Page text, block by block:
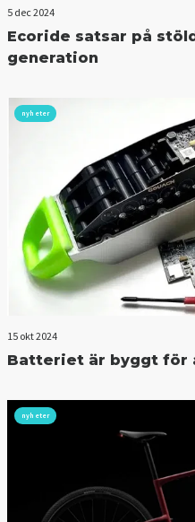
5 dec 2024
Ecoride satsar på
generation
nyheter
15 okt 2024
Batteriet är byggt för
nyheter